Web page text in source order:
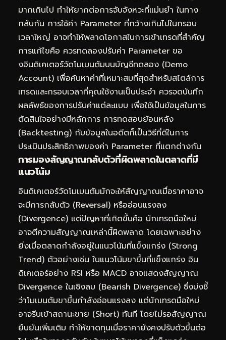
มากเกินไป ทำให้ยากต่อการจับจังหวะที่แม่นยำ ในทาง
กลับกัน การใช้ค่า Parameter ที่กว้างเกินไปในกรอบ
เวลาใหญ่ อาจทำให้พลาดโอกาสในการเข้าเทรดที่สำคัญ
การแก้ไขคือ ควรทดลองปรับค่า Parameter ขอ
งอินดิเคเตอร์วัดโมเมนตัมบนบัญชีทดลอง (Demo
Account) เพื่อค้นหาค่าที่เหมาะสมที่สุดสำหรับสไตล์การ
เทรดและกรอบเวลาที่คุณใช้งานเป็นประจำ ควรจดบันทึก
ผลลัพธ์ของการปรับค่าแต่ละแบบ เพื่อใช้เป็นข้อมูลในการ
ตัดสินใจอย่างมีหลักการ การทดสอบย้อนหลัง
(Backtesting) กับข้อมูลในอดีตก็เป็นวิธีที่ดีในการ
ประเมินประสิทธิภาพของค่า Parameter ที่แตกต่างกัน
การมองสัญญาณกลับตัวที่ผิดพลาดในตลาดที่มี
แนวโน้ม
อินดิเคเตอร์วัดโมเมนตัมมักจะให้สัญญาณเมื่อราคาอาจ
จะมีการกลับตัว (Reversal) หรืออ่อนแรงลง
(Divergence) แต่ปัญหาที่เกิดขึ้นคือ นักเทรดมือใหม่
อาจตีความสัญญาณเหล่านี้ผิดพลาด โดยเฉพาะอย่าง
ยิ่งเมื่อตลาดกำลังอยู่ในแนวโน้มที่แข็งแกร่ง (Strong
Trend) ตัวอย่างเช่น ในแนวโน้มขาขึ้นที่แข็งแกร่ง อิน
ดิเคเตอร์อย่าง RSI หรือ MACD อาจแสดงสัญญาณ
Divergence ในเชิงลบ (Bearish Divergence) ซึ่งบ่งชี้
ว่าโมเมนตัมขาขึ้นกำลังอ่อนแรงลง แต่นักเทรดมือใหม่
อาจรีบเข้าสถานะขาย (Short) ทันที โดยไม่รอสัญญาณ
ยืนยันเพิ่มเติม ทำให้ขาดทุนเมื่อราคายังคงปรับตัวขึ้นต่อ